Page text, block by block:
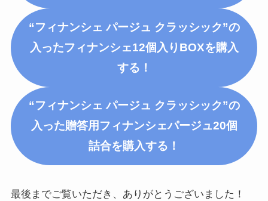
“フィナンシェ パージュ クラッシック”の
入ったフィナンシェ12個入りBOXを購入
する！
“フィナンシェ パージュ クラッシック”の
入った贈答用フィナンシェパージュ20個
詰合を購入する！
最後までご覧いただき、ありがとうございました！